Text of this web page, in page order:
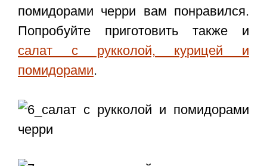
помидорами черри вам понравился.
Попробуйте приготовить также и
салат с рукколой, курицей и
помидорами.